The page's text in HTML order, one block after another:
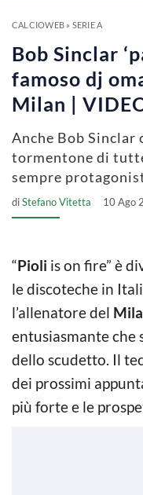
CALCIOWEB» SERIE A
Bob Sinclar
famoso dj
Milan |
Anche Bob
tormentone di
sempre
diStefano Vitetta 10 Ago
“Pioli is on fire” è
le discoteche in
l’allenatore del
entusiasmante che
dello scudetto. Il
dei prossimi
più forte e le